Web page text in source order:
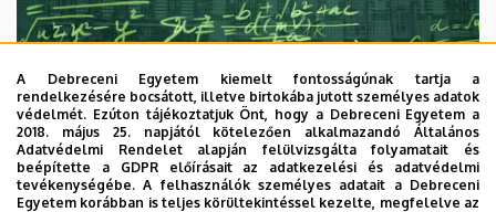
2026. augusztus 7.
Univerzum: A Debreceni Egyetem
A Debreceni Egyetem kiemelt fontosságúnak tartja a
rendelkezésére bocsátott, illetve birtokába jutott személyes adatok
védelmét. Ezúton tájékoztatjuk Önt, hogy a Debreceni Egyetem a
2018. május 25. napjától kötelezően alkalmazandó Általános
Adatvédelmi Rendelet alapján felülvizsgálta folyamatait és
beépítette a GDPR előírásait az adatkezelési és adatvédelmi
tevékenységébe. A felhasználók személyes adatait a Debreceni
Egyetem korábban is teljes körültekintéssel kezelte, megfelelve az